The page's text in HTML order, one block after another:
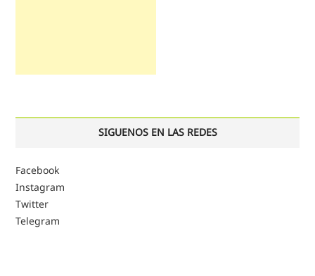
SIGUENOS EN LAS REDES
Facebook
Instagram
Twitter
Telegram